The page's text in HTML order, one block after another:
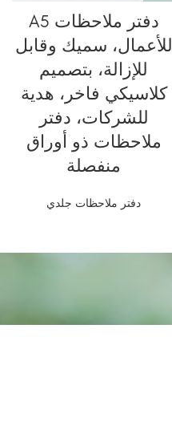
دفتر ملاحظات A5
للأعمال، سميك وقابل
للإزالة، بتصميم
كلاسيكي فاخر، هدية
للشركات، دفتر
ملاحظات ذو أوراق
منفصلة
دفتر ملاحظات جلدي